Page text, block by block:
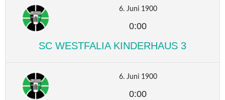
6. Juni 1900
0:00
SC WESTFALIA KINDERHAUS 3
6. Juni 1900
0:00